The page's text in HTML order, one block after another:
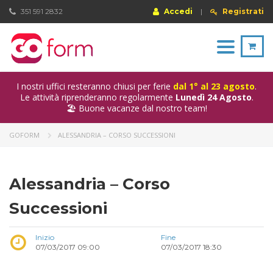
Accedi | Registrati
351 591 2832
Toggle
navigation
I nostri uffici resteranno chiusi per ferie dal 1° al 23 agosto.
Le attività riprenderanno regolarmente Lunedì 24 Agosto.
🏖️ Buone vacanze dal nostro team!
GOFORM ALESSANDRIA – CORSO SUCCESSIONI
Alessandria – Corso
Successioni
Inizio
07/03/2017 09:00
Fine
07/03/2017 18:30